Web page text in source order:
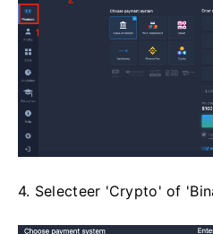
4. Selecteer 'Crypto' of